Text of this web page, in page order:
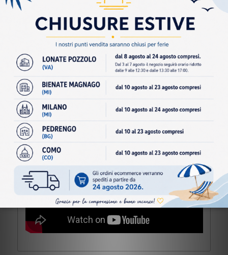
36-41 / 27-31 cm
39-44 / 31-34 cm
III 42-47 / 34-40 cm
Dispositivo Medico CE:
CND: Y061206
RDM: 2164952